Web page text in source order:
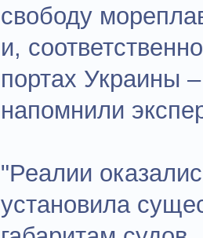
свободу
и,
портах Украины
напомнили
"Реалии
установила